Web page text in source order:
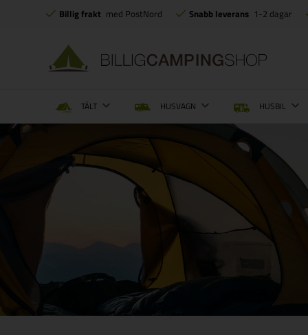
Billig frakt med PostNord Snabb leverans 1-2 dagar
TÄLT HUSVAGN HUSBIL